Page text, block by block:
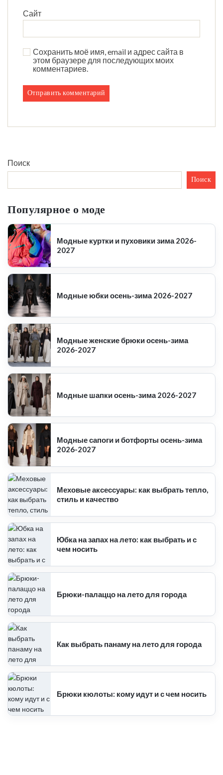
Сайт
Сохранить моё имя, email и адрес сайта в
этом браузере для последующих моих
комментариев.
Поиск
Поиск
Популярное о моде
Модные куртки и пуховики зима 2026-
2027
Модные юбки осень-зима 2026-2027
Модные женские брюки осень-зима
2026-2027
Модные шапки осень-зима 2026-2027
Модные сапоги и ботфорты осень-зима
2026-2027
Меховые аксессуары: как выбрать тепло,
стиль и качество
Юбка на запах на лето: как выбрать и с
чем носить
Брюки-палаццо на лето для города
Как выбрать панаму на лето для города
Брюки кюлоты: кому идут и с чем носить